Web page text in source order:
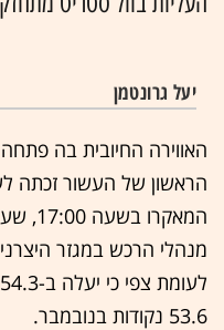
יעל גרונטמן
האווירה החיובית בה
הראשון של העשור זכתה
53.6 נקודות בנובמבר.